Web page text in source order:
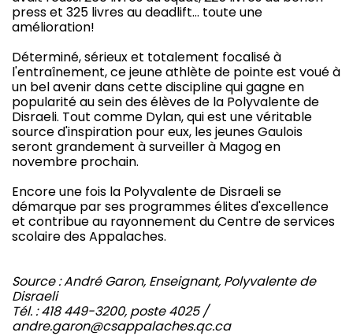
press et 325 livres au deadlift… toute une
amélioration!
Déterminé, sérieux et totalement focalisé à
l'entraînement, ce jeune athlète de pointe est voué à
un bel avenir dans cette discipline qui gagne en
popularité au sein des élèves de la Polyvalente de
Disraeli. Tout comme Dylan, qui est une véritable
source d'inspiration pour eux, les jeunes Gaulois
seront grandement à surveiller à Magog en
novembre prochain.
Encore une fois la Polyvalente de Disraeli se
démarque par ses programmes élites d'excellence
et contribue au rayonnement du Centre de services
scolaire des Appalaches.
Source : André Garon, Enseignant, Polyvalente de
Disraeli
Tél. : 418 449-3200, poste 4025 /
andre.garon@csappalaches.qc.ca